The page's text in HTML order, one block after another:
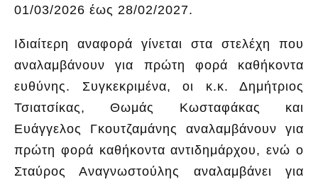
01/03/2026 έως 28/02/2027.
Ιδιαίτερη αναφορά γίνεται στα στελέχη που
αναλαμβάνουν για πρώτη φορά καθήκοντα
ευθύνης. Συγκεκριμένα, οι κ.κ. Δημήτριος
Τσιατσίκας, Θωμάς Κωσταφάκας και
Ευάγγελος Γκουτζαμάνης αναλαμβάνουν για
πρώτη φορά καθήκοντα αντιδημάρχου, ενώ ο
Σταύρος Αναγνωστούλης αναλαμβάνει για